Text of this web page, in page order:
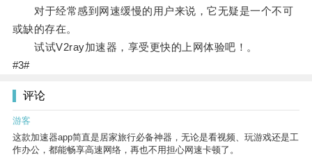
对于经常感到网速缓慢的用户来说，它无疑是一个不可
或缺的存在。
试试V2ray加速器，享受更快的上网体验吧！。
#3#
评论
游客
这款加速器app简直是居家旅行必备神器，无论是看视频、玩游戏还是工
作办公，都能畅享高速网络，再也不用担心网速卡顿了。